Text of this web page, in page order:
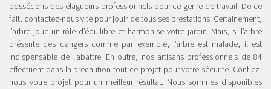
possédons des élagueurs professionnels pour ce genre de travail. De ce
fait, contactez-nous vite pour jouir de tous ses prestations. Certainement,
l’arbre joue un rôle d’équilibre et harmonise votre jardin. Mais, si l’arbre
présente des dangers comme par exemple, l’arbre est malade, il est
indispensable de l’abattre. En outre, nos artisans professionnels de 84
effectuent dans la précaution tout ce projet pour votre sécurité. Confiez-
nous votre projet pour un meilleur résultat. Nous sommes disponibles